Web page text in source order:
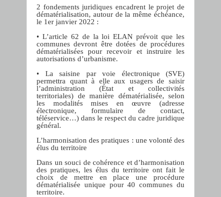
2 fondements juridiques encadrent le projet de
dématérialisation, autour de la même échéance,
le 1er janvier 2022 :
• L’article 62 de la loi ELAN prévoit que les
communes devront être dotées de procédures
dématérialisées pour recevoir et instruire les
autorisations d’urbanisme.
• La saisine par voie électronique (SVE)
permettra quant à elle aux usagers de saisir
l’administration (État et collectivités
territoriales) de manière dématérialisée, selon
les modalités mises en œuvre (adresse
électronique, formulaire de contact,
téléservice…) dans le respect du cadre juridique
général.
L’harmonisation des pratiques : une volonté des
élus du territoire
Dans un souci de cohérence et d’harmonisation
des pratiques, les élus du territoire ont fait le
choix de mettre en place une procédure
dématérialisée unique pour 40 communes du
territoire.